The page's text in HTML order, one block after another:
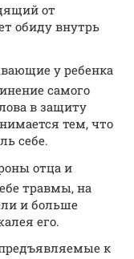
от
обиду внутрь
у ребенка
самого
в защиту
тем, что
себе.
отца и
травмы, на
и больше
его.
к